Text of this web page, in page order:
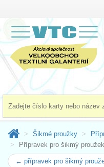
Šikmé proužky
Přípravek pro šikmý
← přípravek pro šikmý